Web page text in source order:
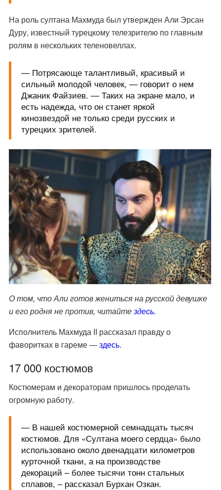
На роль султана Махмуда был утвержден Али Эрсан
Дуру, известный турецкому телезрителю по главным
ролям в нескольких теленовеллах.
— Потрясающе талантливый, красивый и
сильный молодой человек, — говорит о нем
Джаник Файзиев. — Таких на экране мало, и
есть надежда, что он станет яркой
кинозвездой не только среди русских и
турецких зрителей.
О том, что Али готов жениться на русской девушке
и его родня не против, читайтездесь.
Исполнитель Махмуда II рассказал правду о
фаворитках в гареме —здесь.
17 000 костюмов
Костюмерам и декораторам пришлось проделать
огромную работу.
— В нашей костюмерной семнадцать тысяч
костюмов. Для «Султана моего сердца» было
использовано около двенадцати километров
курточной ткани, а на производстве
декораций – более тысячи тонн стальных
сплавов, – рассказал Бурхан Озкан.